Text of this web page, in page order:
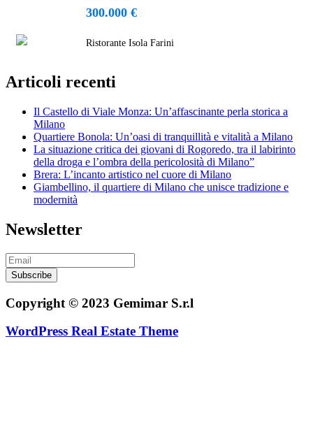
300.000 €
Ristorante Isola Farini
Articoli recenti
Il Castello di Viale Monza: Un’affascinante perla storica a
Milano
Quartiere Bonola: Un’oasi di tranquillità e vitalità a Milano
La situazione critica dei giovani di Rogoredo, tra il labirinto
della droga e l’ombra della pericolosità di Milano”
Brera: L’incanto artistico nel cuore di Milano
Giambellino, il quartiere di Milano che unisce tradizione e
modernità
Newsletter
Subscribe
Copyright © 2023 Gemimar S.r.l
WordPress Real Estate Theme